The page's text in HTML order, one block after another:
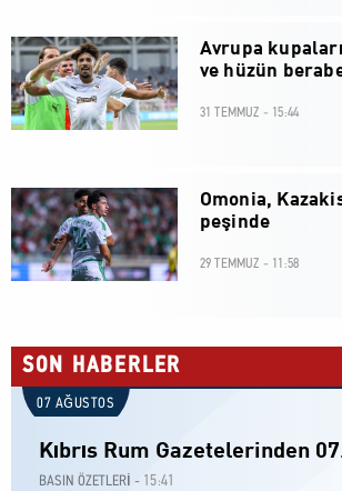
Avrupa
ve hüzün
31 TEMMUZ - 15:44
Omonia,
peşinde
29 TEMMUZ - 11:58
SON HABERLER
07 AĞUSTOS
Kıbrıs Rum Gazetelerinden
BASIN ÖZETLERİ - 15:41